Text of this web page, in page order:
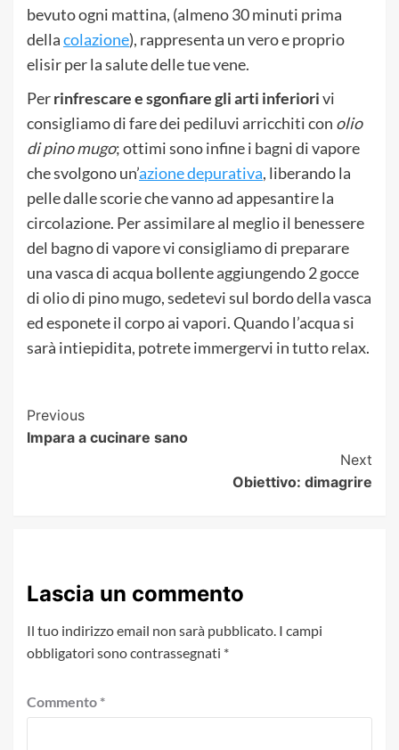
bevuto ogni mattina, (almeno 30 minuti prima
dellacolazione), rappresenta un vero e proprio
elisir per la salute delle tue vene.
Perrinfrescare e sgonfiare gli arti inferiorivi
consigliamo di fare dei pediluvi arricchiti con olio
di pino mugo; ottimi sono infine i bagni di vapore
che svolgono un’azione depurativa, liberando la
pelle dalle scorie che vanno ad appesantire la
circolazione. Per assimilare al meglio il benessere
del bagno di vapore vi consigliamo di preparare
una vasca di acqua bollente aggiungendo 2 gocce
di olio di pino mugo, sedetevi sul bordo della vasca
ed esponete il corpo ai vapori. Quando l’acqua si
sarà intiepidita, potrete immergervi in tutto relax.
Post
Navigation
Previous
Impara a cucinare sano
Next
Obiettivo: dimagrire
Lascia un commento
Il tuo indirizzo email non sarà pubblicato. I campi
obbligatori sono contrassegnati *
Commento *